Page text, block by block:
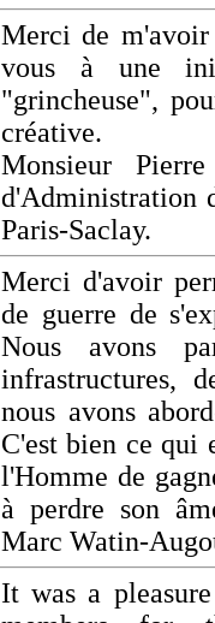
Merci de
vous à une
"grincheuse",
créative.
Monsieur
d'Administration
Paris-Saclay.
Merci d'avoir
de guerre de
Nous avons
infrastructures,
nous avons
C'est bien ce qui
l'Homme de
à perdre son
Marc Watin-
It was a